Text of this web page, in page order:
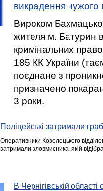
викрадення чужого
Вироком
жителя м. Батурин
кримінальних
185 КК України
поєднане з
призначено
3 роки.
Поліцейські затримали
Оперативники Козелецького
затримали зловмисника, якій
В Чернігівській